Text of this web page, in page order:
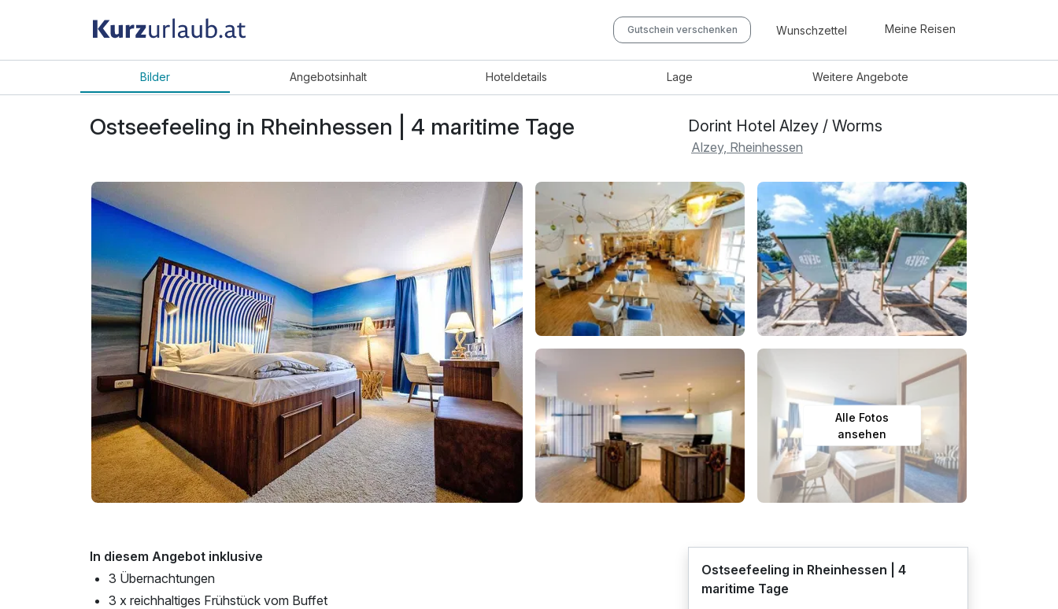
Gutschein verschenken Wunschzettel Meine Reisen
Bilder Angebotsinhalt Hoteldetails Lage WeitereAngebote
Ostseefeeling in Rheinhessen | 4 maritime Tage Dorint Hotel Alzey / Worms
Alzey, Rheinhessen
Alle Fotos
ansehen
In diesem Angebot inklusive
3 Übernachtungen
3 x reichhaltiges Frühstück vom Buffet
Ostseefeeling in Rheinhessen | 4
maritime Tage